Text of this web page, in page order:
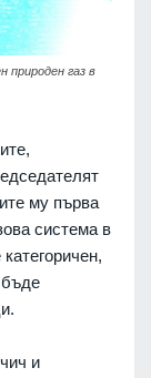
природен газ в
му първа
система в
бъде
и